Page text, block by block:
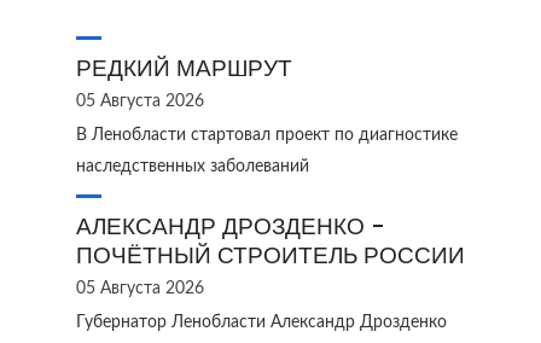
РЕДКИЙ МАРШРУТ
05 Августа 2026
В Ленобласти стартовал проект по диагностике
наследственных заболеваний
АЛЕКСАНДР ДРОЗДЕНКО -
ПОЧЁТНЫЙ СТРОИТЕЛЬ РОССИИ
05 Августа 2026
Губернатор Ленобласти Александр Дрозденко